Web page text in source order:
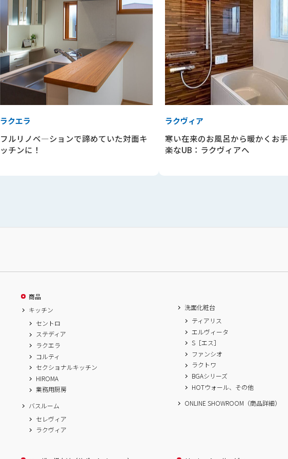
ラクエラ
フルリノベ―ションで諦めていた対面キ
ッチンに！
ラクヴィア
寒い在来のお風呂から暖かくお
楽なUB：ラクヴィアへ
商品
キッチン
セントロ
ステディア
ラクエラ
コルティ
セクショナルキッチン
HIROMA
業務用厨房
バスルーム
セレヴィア
ラクヴィア
洗面化粧台
ティアリス
エルヴィータ
S［エス］
ファンシオ
ラクトワ
BGAシリーズ
HOTウォール、その他
ONLINE SHOWROOM（商品詳細）